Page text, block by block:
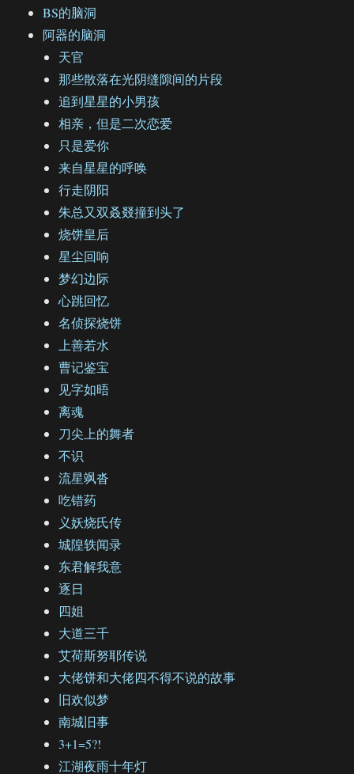
BS的脑洞
阿器的脑洞
天官
那些散落在光阴缝隙间的片段
追到星星的小男孩
相亲，但是二次恋爱
只是爱你
来自星星的呼唤
行走阴阳
朱总又双叒叕撞到头了
烧饼皇后
星尘回响
梦幻边际
心跳回忆
名侦探烧饼
上善若水
曹记鉴宝
见字如晤
离魂
刀尖上的舞者
不识
流星飒沓
吃错药
义妖烧氏传
城隍轶闻录
东君解我意
逐日
四姐
大道三千
艾荷斯努耶传说
大佬饼和大佬四不得不说的故事
旧欢似梦
南城旧事
3+1=5?!
江湖夜雨十年灯